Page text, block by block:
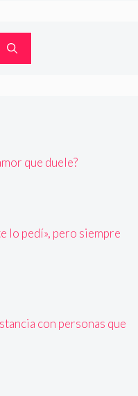
que duele?
lo pedí», pero siempre
con personas que